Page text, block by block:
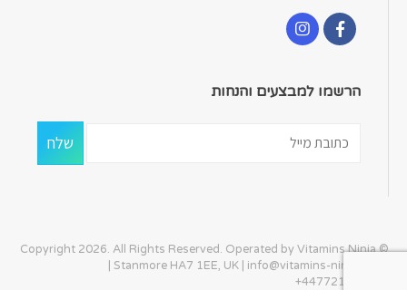
הרשמו למבצעים והנחות
© Copyright 2026. All Rights Reserved. Operated by Vitamins Ninja
| Stanmore HA7 1EE, UK | info@vitamins-ninja.com
+447721405586